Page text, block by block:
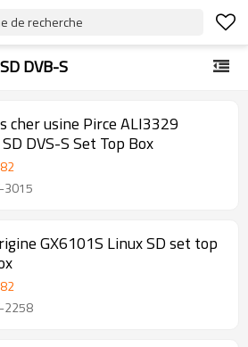
de recherche
SD DVB-S
cher usine Pirce ALI3329
DVS-S Set Top Box
3015
GX6101S Linux SD set top
2258